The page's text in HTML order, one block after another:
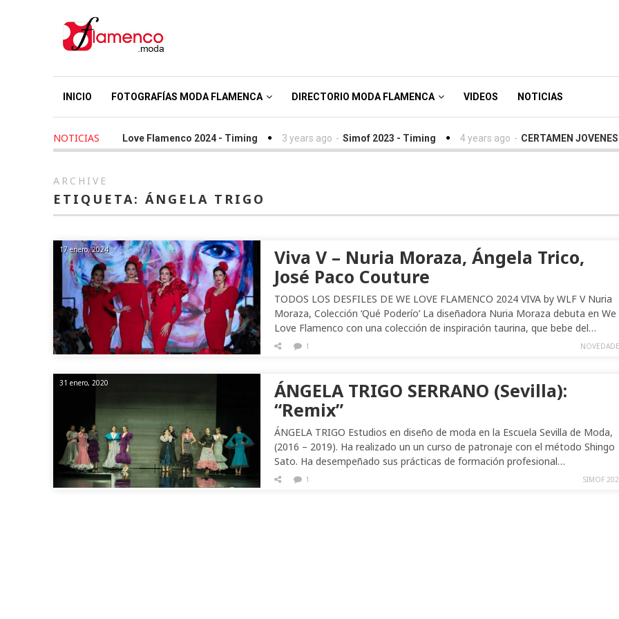
INICIO FOTOGRAFÍAS MODA FLAMENCA DIRECTORIO MODA FLAMENCA VIDEOS NOTICIAS
NOTICIAS
2 years ago - We Love Flamenco 2024 - Timing 3 years ago - Simof 2023 - Timing 4 years ago - CERTAMEN JOVENES
ARCHIVE
ETIQUETA: ÁNGELA TRIGO
17 enero, 2024
Viva V – Nuria Moraza, Ángela Trico,
José Paco Couture
TODOS LOS DESFILES DE WE LOVE FLAMENCO 2024 VIVA by WLF V Nuria
Moraza, Colección ‘Qué Poderío’ La diseñadora Nuria Moraza debuta en We
Love Flamenco con una colección de inspiración taurina, que bebe del…
1
31 enero, 2020
ÁNGELA TRIGO SERRANO (Sevilla):
“Remix”
ÁNGELA TRIGO Estudios en diseño de moda en la Escuela Sevilla de Moda,
(2016 – 2019). Ha realizado un un curso de patronaje con el método Shingo
Sato. Ha desempeñado sus prácticas de formación profesional…
SIMOF
1